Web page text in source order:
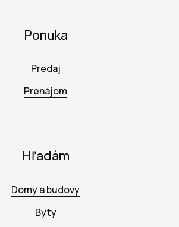
Ponuka
Predaj
Prenájom
Hľadám
Domy a budovy
Byty